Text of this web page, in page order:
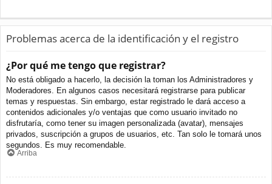
Problemas acerca de la identificación y el registro
¿Por qué me tengo que registrar?
No está obligado a hacerlo, la decisión la toman los Administradores y
Moderadores. En algunos casos necesitará registrarse para publicar
temas y respuestas. Sin embargo, estar registrado le dará acceso a
contenidos adicionales y/o ventajas que como usuario invitado no
disfrutaría, como tener su imagen personalizada (avatar), mensajes
privados, suscripción a grupos de usuarios, etc. Tan solo le tomará unos
segundos. Es muy recomendable.
Arriba